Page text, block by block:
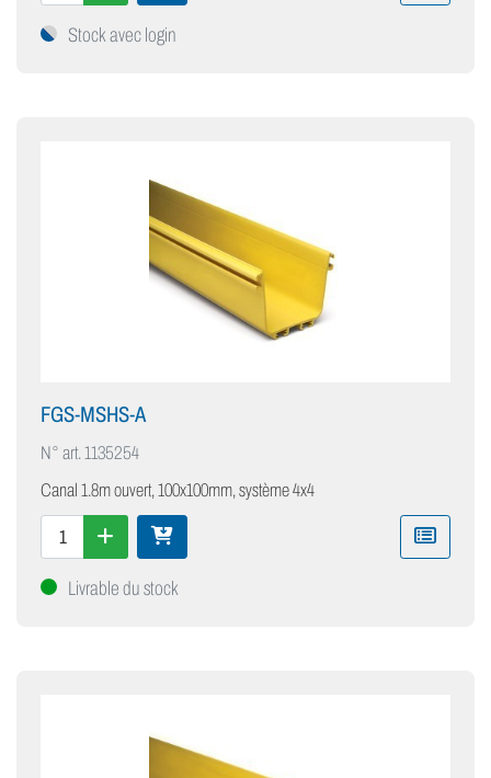
Stock avec login
FGS-MSHS-A
N° art.1135254
Canal 1.8m ouvert, 100x100mm, système 4x4
Livrable du stock